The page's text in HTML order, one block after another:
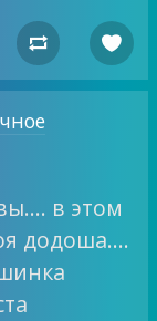
 
в этом
додоша….